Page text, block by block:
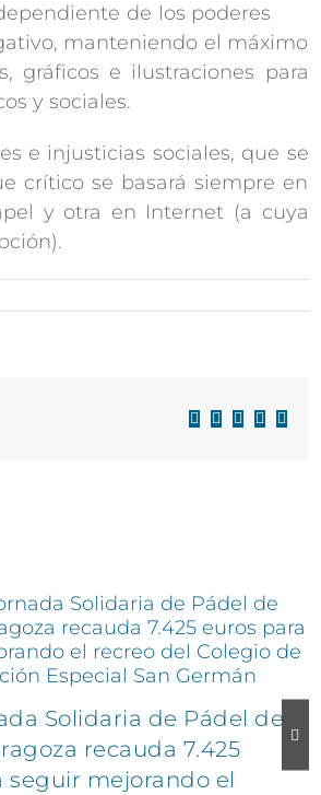
de los poderes
manteniendo el máximo
gráficos e ilustraciones para
y sociales.
e injusticias sociales, que se
crítico se basará siempre en
y otra en Internet (a cuya
Facebook
X LinkedIn
WhatsApp
Correo
Solidaria de Pádel de
recauda 7.425
seguir mejorando el